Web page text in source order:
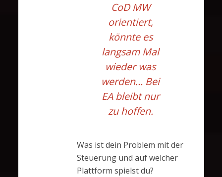
CoD MW
orientiert,
könnte es
langsam Mal
wieder was
werden… Bei
EA bleibt nur
zu hoffen.
Was ist dein Problem mit der
Steuerung und auf welcher
Plattform spielst du?